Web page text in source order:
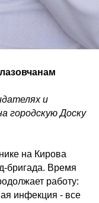
и
городскую Доску
на Кирова
бригада. Время
работу:
инфекция - все